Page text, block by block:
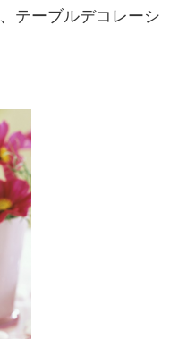
テーブルデコレーシ